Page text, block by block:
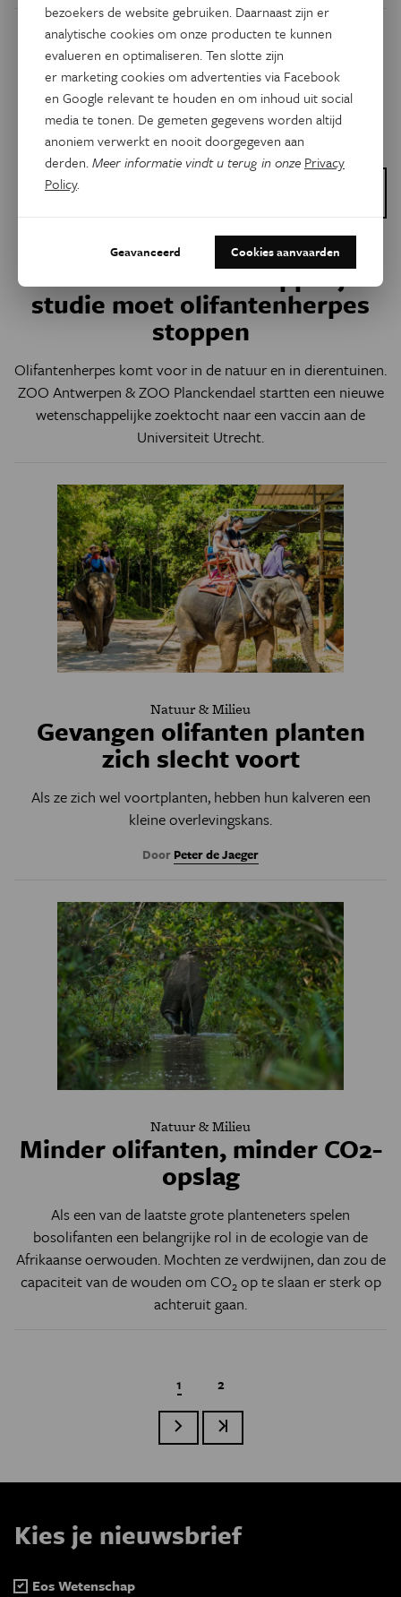
Natuur & Milieu
Nieuwe wetenschappelijke
studie moet olifantenherpes
stoppen
Olifantenherpes komt voor in de natuur en in dierentuinen.
ZOO Antwerpen & ZOO Planckendael startten een nieuwe
wetenschappelijke zoektocht naar een vaccin aan de
Universiteit Utrecht.
Natuur & Milieu
Gevangen olifanten planten
zich slecht voort
Als ze zich wel voortplanten, hebben hun kalveren een
kleine overlevingskans.
Door Peter de Jaeger
Natuur & Milieu
Minder olifanten, minder CO2-
opslag
Als een van de laatste grote planteneters spelen
bosolifanten een belangrijke rol in de ecologie van de
Afrikaanse oerwouden. Mochten ze verdwijnen, dan zou de
capaciteit van de wouden om CO2op te slaan er sterk op
achteruit gaan.
Paginatie
Huidige pagina
1 Page
2
Volgende paginaLaatste pagina
Kies je nieuwsbrief
Eos Wetenschap
bezoekers de website gebruiken. Daarnaast zijn er
analytische cookies om onze producten te kunnen
evalueren en optimaliseren. Ten slotte zijn
er marketing cookies om advertenties via Facebook
en Google relevant te houden en om inhoud uit social
media te tonen. De gemeten gegevens worden altijd
anoniem verwerkt en nooit doorgegeven aan
derden.Meer informatie vindt u terug in onze Privacy
Policy.
Geavanceerd Cookies aanvaarden